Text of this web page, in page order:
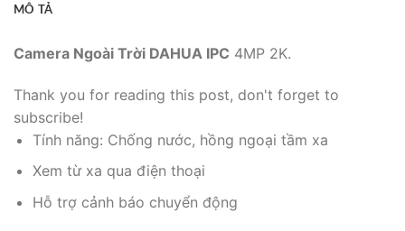
MÔ TẢ
Camera Ngoài Trời DAHUA IPC 4MP 2K.
Thank you for reading this post, don't forget to
subscribe!
Tính năng: Chống nước, hồng ngoại tầm xa
Xem từ xa qua điện thoại
Hỗ trợ cảnh báo chuyển động